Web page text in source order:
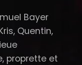
Bayer
Quentin,
proprette et